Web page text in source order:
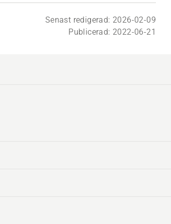
Senast redigerad: 2026-02-09
Publicerad: 2022-06-21